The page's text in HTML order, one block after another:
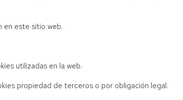
en este sitio web.
utilizadas en la web.
propiedad de terceros o por obligación legal.